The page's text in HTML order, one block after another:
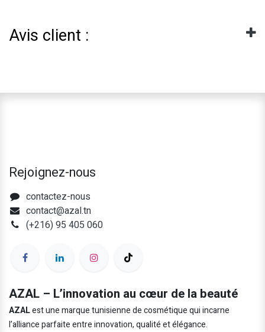
Avis client :
Rejoignez-nous
contactez-nous
contact@azal.tn
(+216) 95 405 060
AZAL – L’innovation au cœur de la beauté
AZALest une marque tunisienne de cosmétique qui incarne
l’alliance parfaite entre innovation, qualité et élégance.